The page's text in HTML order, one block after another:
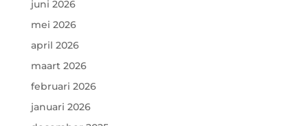
juni 2026
mei 2026
april 2026
maart 2026
februari 2026
januari 2026